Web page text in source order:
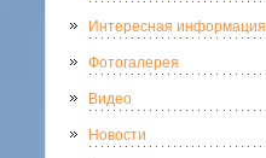
Интересная информация
Фотогалерея
Видео
Новости